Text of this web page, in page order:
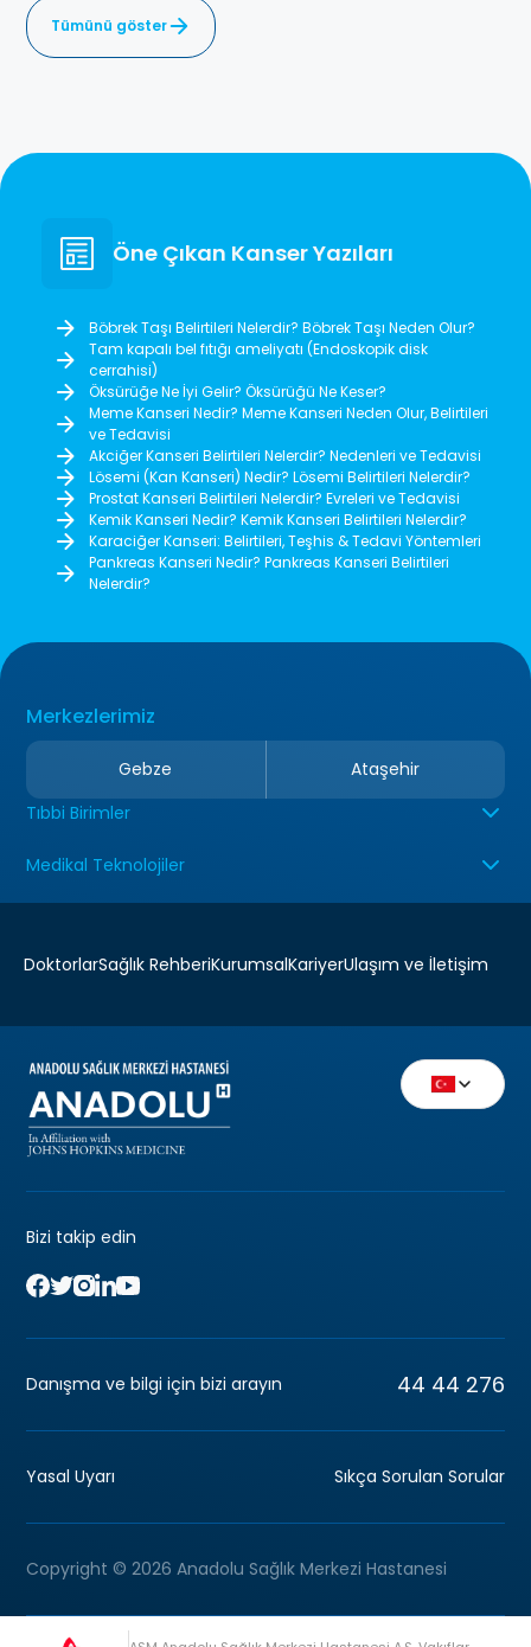
Tümünü göster
Öne Çıkan Kanser Yazıları
Böbrek Taşı Belirtileri Nelerdir? Böbrek Taşı Neden Olur?
Tam kapalı bel fıtığı ameliyatı (Endoskopik disk
cerrahisi)
Öksürüğe Ne İyi Gelir? Öksürüğü Ne Keser?
Meme Kanseri Nedir? Meme Kanseri Neden Olur, Belirtileri
ve Tedavisi
Akciğer Kanseri Belirtileri Nelerdir? Nedenleri ve Tedavisi
Lösemi (Kan Kanseri) Nedir? Lösemi Belirtileri Nelerdir?
Prostat Kanseri Belirtileri Nelerdir? Evreleri ve Tedavisi
Kemik Kanseri Nedir? Kemik Kanseri Belirtileri Nelerdir?
Karaciğer Kanseri: Belirtileri, Teşhis & Tedavi Yöntemleri
Pankreas Kanseri Nedir? Pankreas Kanseri Belirtileri
Nelerdir?
Merkezlerimiz
Gebze
Ataşehir
Tıbbi Birimler
Medikal Teknolojiler
DoktorlarSağlık RehberiKurumsalKariyerUlaşım ve İletişim
Bizi takip edin
Danışma ve bilgi için bizi arayın 44 44 276
Yasal Uyarı Sıkça Sorulan Sorular
Copyright © 2026 Anadolu Sağlık Merkezi Hastanesi